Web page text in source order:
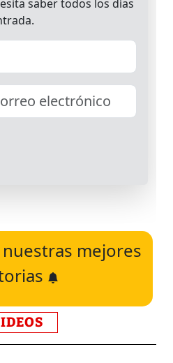
mejores